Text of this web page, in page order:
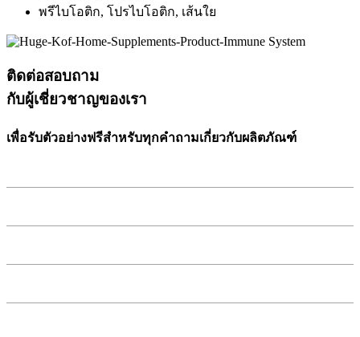
พรีไบโอติก, โปรไบโอติก, เส้นใย
ติดต่อสอบถาม
กับผู้เชี่ยวชาญของเรา
เพื่อรับตัวอย่างฟรีสำหรับทุกคำถามเกี่ยวกับผลิตภัณฑ์